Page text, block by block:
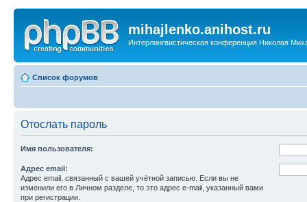
mihajlenko.anihost.ru
Интерлингвистическая конференция Николая
Список форумов
Отослать пароль
Имя пользователя:
Адрес email:
Адрес email, связанный с вашей учётной записью. Если вы не
изменили его в Личном разделе, то это адрес e-mail, указанный вами
при регистрации.